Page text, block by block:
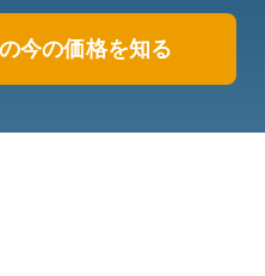
今の価格を知る